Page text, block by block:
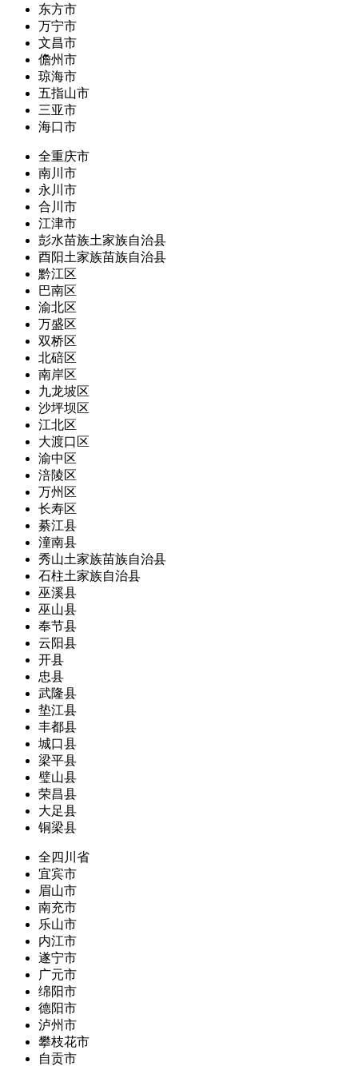
东方市
万宁市
文昌市
儋州市
琼海市
五指山市
三亚市
海口市
全重庆市
南川市
永川市
合川市
江津市
彭水苗族土家族自治县
酉阳土家族苗族自治县
黔江区
巴南区
渝北区
万盛区
双桥区
北碚区
南岸区
九龙坡区
沙坪坝区
江北区
大渡口区
渝中区
涪陵区
万州区
长寿区
綦江县
潼南县
秀山土家族苗族自治县
石柱土家族自治县
巫溪县
巫山县
奉节县
云阳县
开县
忠县
武隆县
垫江县
丰都县
城口县
梁平县
璧山县
荣昌县
大足县
铜梁县
全四川省
宜宾市
眉山市
南充市
乐山市
内江市
遂宁市
广元市
绵阳市
德阳市
泸州市
攀枝花市
自贡市